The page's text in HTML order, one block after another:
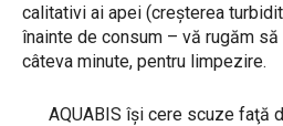
calitativi ai apei (creșterea
înainte de consum – vă rugăm
câteva minute, pentru limpezire.
AQUABIS îşi cere scuze faţă